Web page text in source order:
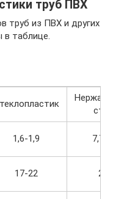
труб ПВХ
труб из ПВХ и других
таблице.
1,6-1,9 7,7-
17-22 210